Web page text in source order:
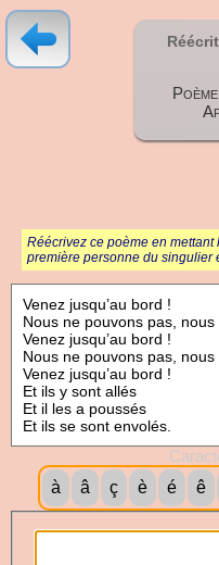
Réécrivez ce poème en
première personne du singulier
à
â ç è é ê